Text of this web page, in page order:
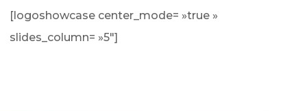
[logoshowcase center_mode= »true »
slides_column= »5″]